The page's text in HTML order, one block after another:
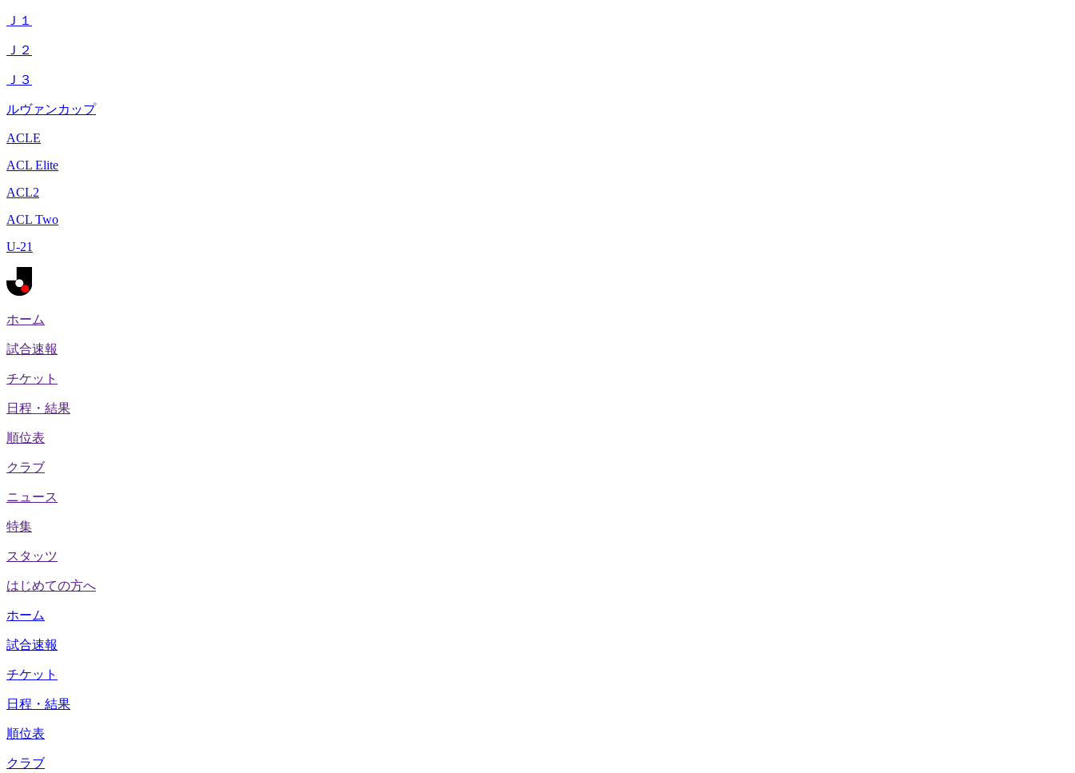
Ｊ１
Ｊ２
Ｊ３
ルヴァンカップ
ACLE
ACL Elite
ACL2
ACL Two
U-21
ホーム
試合速報
チケット
日程・結果
順位表
クラブ
ニュース
特集
スタッツ
はじめての方へ
ホーム
試合速報
チケット
日程・結果
順位表
クラブ